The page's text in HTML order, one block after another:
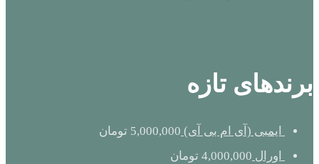
برندهای تازه
ایمبی (آی ام بی آی) 5,000,000 تومان
اورال 4,000,000 تومان